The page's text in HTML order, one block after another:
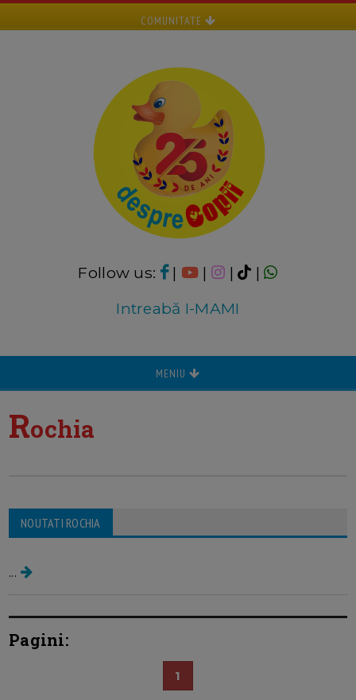
COMUNITATE
Follow us: | | |
|
Intreabă I-MAMI
MENIU
Rochia
NOUTATI ROCHIA Rochia de mireasa
...
Pagini:
1